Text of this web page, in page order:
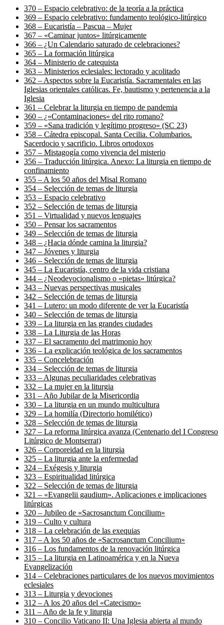
370 – Espacio celebrativo: de la teoría a la práctica
369 – Espacio celebrativo: fundamento teológico-litúrgico
368 – Eucaristía – Pascua – Mujer
367 – «Caminar juntos» litúrgicamente
366 – ¿Un Calendario saturado de celebraciones?
365 – La formación litúrgica
364 – Ministerio de catequista
363 – Ministerios eclesiales: lectorado y acolitado
362 – Aspectos sobre la Eucaristía. Sacramentales en las
Iglesias orientales católicas. Fe, bautismo y pertenencia a la
Iglesia
361 – Celebrar la liturgia en tiempo de pandemia
360 – ¿«Contaminaciones» del rito romano?
359 – «Sana tradición y legítimo progreso» (SC 23)
358 – Cátedra episcopal. Santa Cecilia. Columbarios.
Sacerdocio y sacrificio. Libros ortodoxos
357 – Mistagogía como vivencia del misterio
356 – Traducción litúrgica. Anexo: La liturgia en tiempo de
confinamiento
355 – A los 50 años del Misal Romano
354 – Selección de temas de liturgia
353 – Espacio celebrativo
352 – Selección de temas de liturgia
351 – Virtualidad y nuevos lenguajes
350 – Pensar los sacramentos
349 – Selección de temas de liturgia
348 – ¿Hacia dónde camina la liturgia?
347 – Jóvenes y liturgia
346 – Selección de temas de liturgia
345 – La Eucaristía, centro de la vida cristiana
344 – ¿Neodevocionalismo o «pietas» litúrgica?
343 – Nuevas perspectivas musicales
342 – Selección de temas de liturgia
341 – Lutero: un modo diferente de ver la Eucaristía
340 – Selección de temas de liturgia
339 – La liturgia en las grandes ciudades
338 – La Liturgia de las Horas
337 – El sacramento del matrimonio hoy
336 – La explicación teológica de los sacramentos
335 – Concelebración
334 – Selección de temas de liturgia
333 – Algunas peculiaridades celebrativas
332 – La mujer en la liturgia
331 – Año Jubilar de la Misericordia
330 – La liturgia en un mundo multicultura
329 – La homilía (Directorio homilético)
328 – Selección de temas de liturgia
327 – La reforma litúrgica avanza (Centenario del I Congreso
Litúrgico de Montserrat)
326 – Corporeidad en la liturgia
325 – La liturgia ante la enfermedad
324 – Exégesis y liturgia
323 – Espiritualidad litúrgica
322 – Selección de temas de liturgia
321 – «Evangelii gaudium». Aplicaciones e implicaciones
litúrgicas
320 – Jubileo de «Sacrosanctum Concilium»
319 – Culto y cultura
318 – La celebración de las exequias
317 – A los 50 años de «Sacrosanctum Concilium»
316 – Los fundamentos de la renovación litúrgica
315 – La liturgia en Latinoamérica y en la Nueva
Evangelización
314 – Celebraciones particulares de los nuevos movimientos
eclesiales
313 – Liturgia y devociones
312 – A los 20 años del «Catecismo»
311 – Año de la fe y liturgia
310 – Concilio Vaticano II: Una Iglesia abierta al mundo